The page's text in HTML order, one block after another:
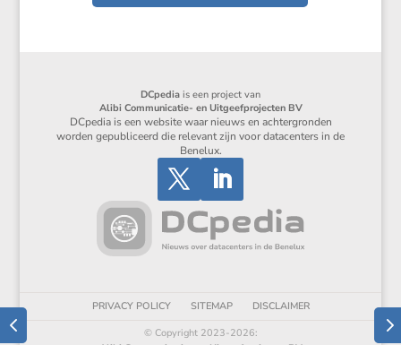
DCpedia is een project van
Alibi Communicatie- en Uitgeefprojecten BV
DCpedia is een website waar nieuws en achtergronden
worden gepubliceerd die relevant zijn voor datacenters in de
Benelux.
PRIVACY POLICY SITEMAP
DISCLAIMER
© Copyright 2023-2026: